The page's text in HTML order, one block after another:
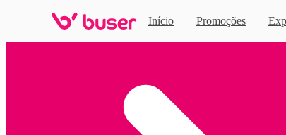
Início Promoções